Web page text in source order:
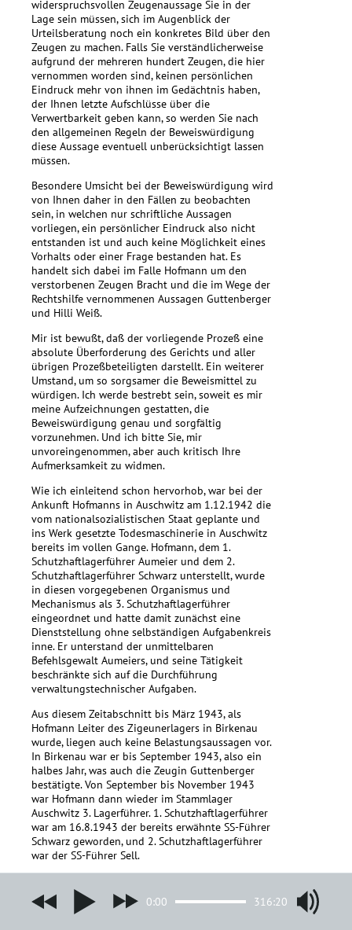
widerspruchsvollen Zeugenaussage Sie in der
Lage sein müssen, sich im Augenblick der
Urteilsberatung noch ein konkretes Bild über den
Zeugen zu machen. Falls Sie verständlicherweise
aufgrund der mehreren hundert Zeugen, die hier
vernommen worden sind, keinen persönlichen
Eindruck mehr von ihnen im Gedächtnis haben,
der Ihnen letzte Aufschlüsse über die
Verwertbarkeit geben kann, so werden Sie nach
den allgemeinen Regeln der Beweiswürdigung
diese Aussage eventuell unberücksichtigt lassen
müssen.
Besondere Umsicht bei der Beweiswürdigung wird
von Ihnen daher in den Fällen zu beobachten
sein, in welchen nur schriftliche Aussagen
vorliegen, ein persönlicher Eindruck also nicht
entstanden ist und auch keine Möglichkeit eines
Vorhalts oder einer Frage bestanden hat. Es
handelt sich dabei im Falle Hofmann um den
verstorbenen Zeugen Bracht und die im Wege der
Rechtshilfe vernommenen Aussagen Guttenberger
und Hilli Weiß.
Mir ist bewußt, daß der vorliegende Prozeß eine
absolute Überforderung des Gerichts und aller
übrigen Prozeßbeteiligten darstellt. Ein weiterer
Umstand, um so sorgsamer die Beweismittel zu
würdigen. Ich werde bestrebt sein, soweit es mir
meine Aufzeichnungen gestatten, die
Beweiswürdigung genau und sorgfältig
vorzunehmen. Und ich bitte Sie, mir
unvoreingenommen, aber auch kritisch Ihre
Aufmerksamkeit zu widmen.
Wie ich einleitend schon hervorhob, war bei der
Ankunft Hofmanns in Auschwitz am 1.12.1942 die
vom nationalsozialistischen Staat geplante und
ins Werk gesetzte Todesmaschinerie in Auschwitz
bereits im vollen Gange. Hofmann, dem 1.
Schutzhaftlagerführer Aumeier und dem 2.
Schutzhaftlagerführer Schwarz unterstellt, wurde
in diesen vorgegebenen Organismus und
Mechanismus als 3. Schutzhaftlagerführer
eingeordnet und hatte damit zunächst eine
Dienststellung ohne selbständigen Aufgabenkreis
inne. Er unterstand der unmittelbaren
Befehlsgewalt Aumeiers, und seine Tätigkeit
beschränkte sich auf die Durchführung
verwaltungstechnischer Aufgaben.
Aus diesem Zeitabschnitt bis März 1943, als
Hofmann Leiter des Zigeunerlagers in Birkenau
wurde, liegen auch keine Belastungsaussagen vor.
In Birkenau war er bis September 1943, also ein
halbes Jahr, was auch die Zeugin Guttenberger
bestätigte. Von September bis November 1943
war Hofmann dann wieder im Stammlager
Auschwitz 3. Lagerführer. 1. Schutzhaftlagerführer
war am 16.8.1943 der bereits erwähnte SS-Führer
Schwarz geworden, und 2. Schutzhaftlagerführer
war der SS-Führer Sell.
Zeugin Danuta Czech redigierten und als auf
Urkunden beruhend bestätigten »Kalendarium«
0:00 316:20